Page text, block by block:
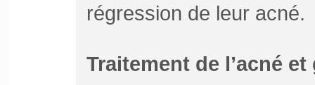
régression de leur acné.
Traitement de l’acné